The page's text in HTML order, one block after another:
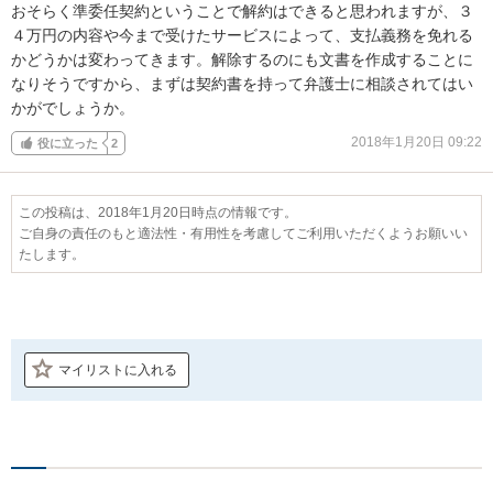
おそらく準委任契約ということで解約はできると思われますが、３
４万円の内容や今まで受けたサービスによって、支払義務を免れる
かどうかは変わってきます。解除するのにも文書を作成することに
なりそうですから、まずは契約書を持って弁護士に相談されてはい
かがでしょうか。
役に立った 2 2018年1月20日 09:22
この投稿は、2018年1月20日時点の情報です。
ご自身の責任のもと適法性・有用性を考慮してご利用いただくようお願いい
たします。
マイリストに入れる